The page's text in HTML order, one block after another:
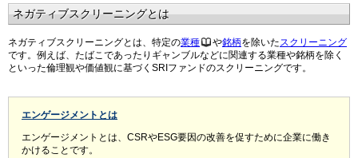
ネガティブスクリーニングとは
ネガティブスクリーニングとは、特定の業種 や銘柄を除いたスクリーニング
です。例えば、たばこであったりギャンブルなどに関連する業種や銘柄を除く
といった倫理観や価値観に基づくSRIファンドのスクリーニングです。
エンゲージメントとは
エンゲージメントとは、CSRやESG要因の改善を促すために企業に働き
かけることです。